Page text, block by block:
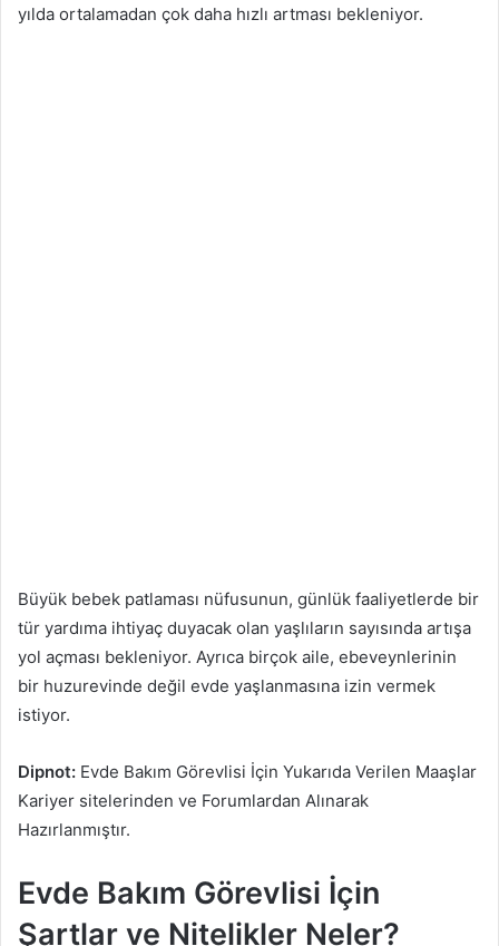
yılda ortalamadan çok daha hızlı artması bekleniyor.
Büyük bebek patlaması nüfusunun, günlük faaliyetlerde bir
tür yardıma ihtiyaç duyacak olan yaşlıların sayısında artışa
yol açması bekleniyor. Ayrıca birçok aile, ebeveynlerinin
bir huzurevinde değil evde yaşlanmasına izin vermek
istiyor.
Dipnot: Evde Bakım Görevlisi İçin Yukarıda Verilen Maaşlar
Kariyer sitelerinden ve Forumlardan Alınarak
Hazırlanmıştır.
Evde Bakım Görevlisi İçin
Şartlar ve Nitelikler Neler?